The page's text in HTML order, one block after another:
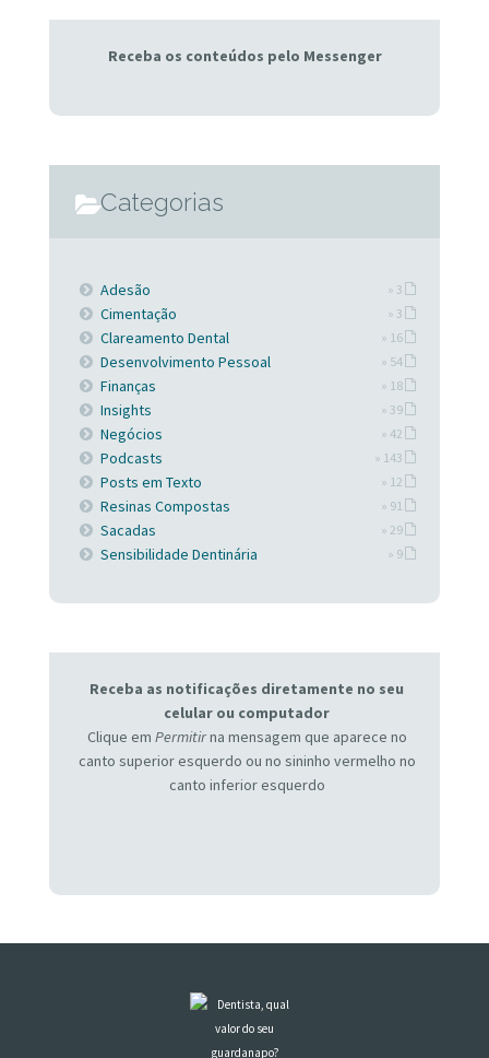
Receba os conteúdos pelo Messenger
Categorias
Adesão » 3
Cimentação » 3
Clareamento Dental » 16
Desenvolvimento Pessoal » 54
Finanças » 18
Insights » 39
Negócios » 42
Podcasts » 143
Posts em Texto » 12
Resinas Compostas » 91
Sacadas » 29
Sensibilidade Dentinária » 9
Receba as notificações diretamente no seu
celular ou computador
Clique em Permitirna mensagem que aparece no
canto superior esquerdo ou no sininho vermelho no
canto inferior esquerdo